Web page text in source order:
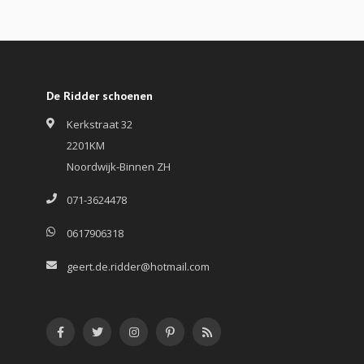
De Ridder schoenen
Kerkstraat 32
2201KM
Noordwijk-Binnen ZH
071-3624478
0617906318
geert.de.ridder@hotmail.com